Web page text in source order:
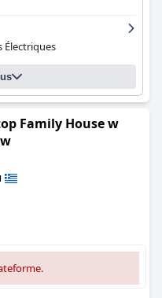
Électriques
Family House w